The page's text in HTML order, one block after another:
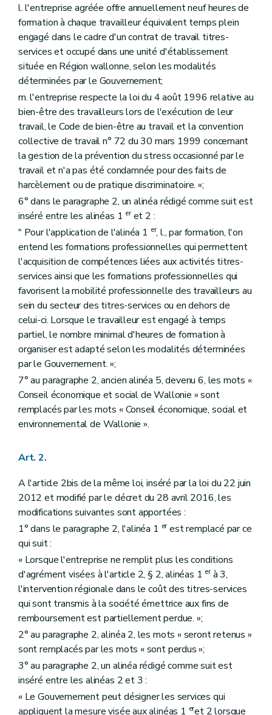
l. l'entreprise agréée offre annuellement neuf heures de
formation à chaque travailleur équivalent temps plein
engagé dans le cadre d'un contrat de travail titres-
services et occupé dans une unité d'établissement
située en Région wallonne, selon les modalités
déterminées par le Gouvernement;
m. l'entreprise respecte la loi du 4 août 1996 relative au
bien-être des travailleurs lors de l'exécution de leur
travail, le Code de bien-être au travail et la convention
collective de travail n° 72 du 30 mars 1999 concernant
la gestion de la prévention du stress occasionné par le
travail et n'a pas été condamnée pour des faits de
harcèlement ou de pratique discriminatoire. »;
6° dans le paragraphe 2, un alinéa rédigé comme suit est
inséré entre les alinéas 1 eret 2 :
" Pour l'application de l'alinéa 1 er, l., par formation, l'on
entend les formations professionnelles qui permettent
l'acquisition de compétences liées aux activités titres-
services ainsi que les formations professionnelles qui
favorisent la mobilité professionnelle des travailleurs au
sein du secteur des titres-services ou en dehors de
celui-ci. Lorsque le travailleur est engagé à temps
partiel, le nombre minimal d'heures de formation à
organiser est adapté selon les modalités déterminées
par le Gouvernement. »;
7° au paragraphe 2, ancien alinéa 5, devenu 6, les mots «
Conseil économique et social de Wallonie » sont
remplacés par les mots « Conseil économique, social et
environnemental de Wallonie ».
Art. 2.
A l'article 2bis de la même loi, inséré par la loi du 22 juin
2012 et modifié par le décret du 28 avril 2016, les
modifications suivantes sont apportées :
1° dans le paragraphe 2, l'alinéa 1 erest remplacé par ce
qui suit :
« Lorsque l'entreprise ne remplit plus les conditions
d'agrément visées à l'article 2, § 2, alinéas 1 erà 3,
l'intervention régionale dans le coût des titres-services
qui sont transmis à la société émettrice aux fins de
remboursement est partiellement perdue. »;
2° au paragraphe 2, alinéa 2, les mots « seront retenus »
sont remplacés par les mots « sont perdus »;
3° au paragraphe 2, un alinéa rédigé comme suit est
inséré entre les alinéas 2 et 3 :
« Le Gouvernement peut désigner les services qui
appliquent la mesure visée aux alinéas 1 eret 2 lorsque